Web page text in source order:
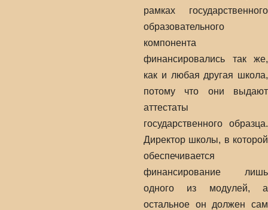
рамках государственного
образовательного
компонента
финансировались так же,
как и любая другая школа,
потому что они выдают
аттестаты
государственного образца.
Директор школы, в которой
обеспечивается
финансирование лишь
одного из модулей, а
остальное он должен сам